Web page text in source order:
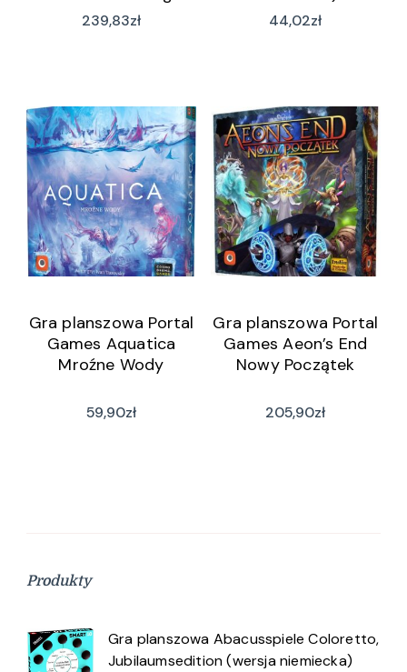
Counseling (wersja
239,83zł 44,02zł
Gra planszowa Portal
Games Aquatica
Mroźne Wody
59,90zł
Gra planszowa Portal
Games Aeon’s End
Nowy Początek
205,90zł
Produkty
Gra planszowa Abacusspiele Coloretto,
Jubilaumsedition (wersja niemiecka)